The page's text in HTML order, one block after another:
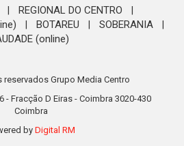
REGIONAL DO CENTRO
BOTAREU SOBERANIA
(online)
Grupo Media Centro
- Fracção D Eiras - Coimbra 3020-430
Coimbra
byDigital RM